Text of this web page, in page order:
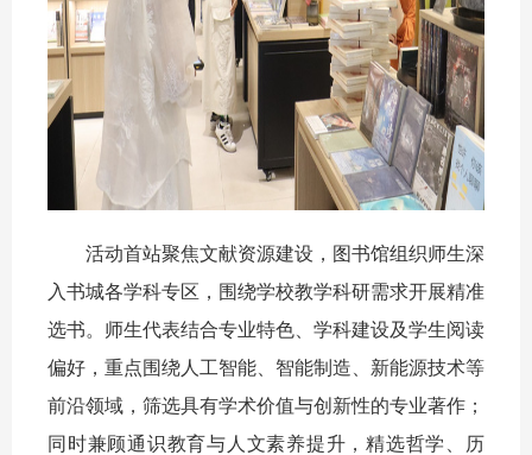
活动首站聚焦文献资源建设，图书馆组织师生深
入书城各学科专区，围绕学校教学科研需求开展精准
选书。师生代表结合专业特色、学科建设及学生阅读
偏好，重点围绕人工智能、智能制造、新能源技术等
前沿领域，筛选具有学术价值与创新性的专业著作；
同时兼顾通识教育与人文素养提升，精选哲学、历